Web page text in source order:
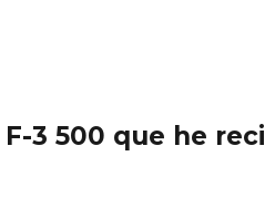
3 500 que he